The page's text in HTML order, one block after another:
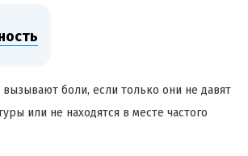
боли, если только они не давят
или не находятся в месте частого